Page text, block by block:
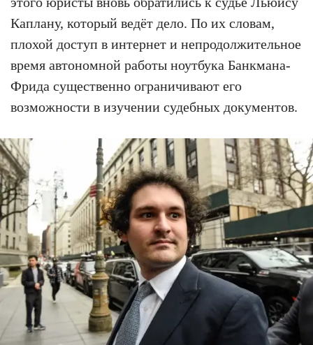
Каплану, который ведёт дело. По их словам,
плохой доступ в интернет и непродолжительное
время автономной работы ноутбука Банкмана-
Фрида существенно ограничивают его
возможности в изучении судебных документов.